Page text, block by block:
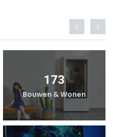
173
Bouwen & Wonen